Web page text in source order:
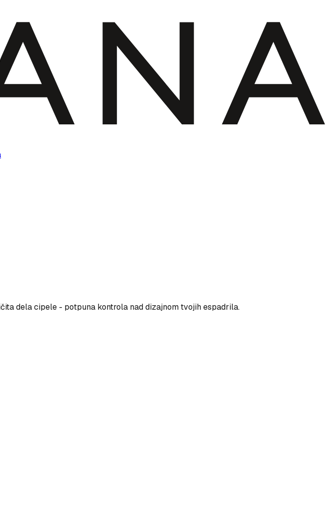
dela cipele - potpuna kontrola nad dizajnom tvojih espadrila.